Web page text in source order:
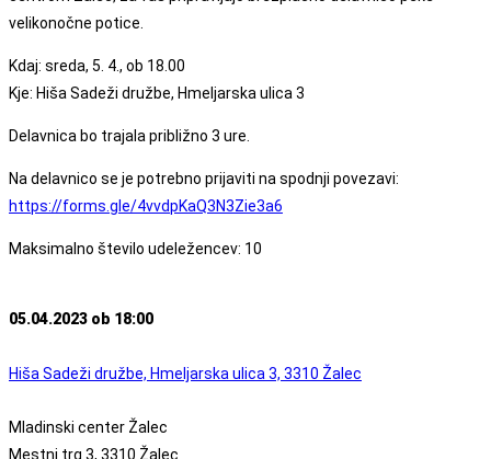
velikonočne potice.
Kdaj: sreda, 5. 4., ob 18.00
Kje: Hiša Sadeži družbe, Hmeljarska ulica 3
Delavnica bo trajala približno 3 ure.
Na delavnico se je potrebno prijaviti na spodnji povezavi:
https://forms.gle/4vvdpKaQ3N3Zie3a6
Maksimalno število udeležencev: 10
05.04.2023 ob 18:00
Hiša Sadeži družbe, Hmeljarska ulica 3, 3310 Žalec
Mladinski center Žalec
Mestni trg 3, 3310 Žalec